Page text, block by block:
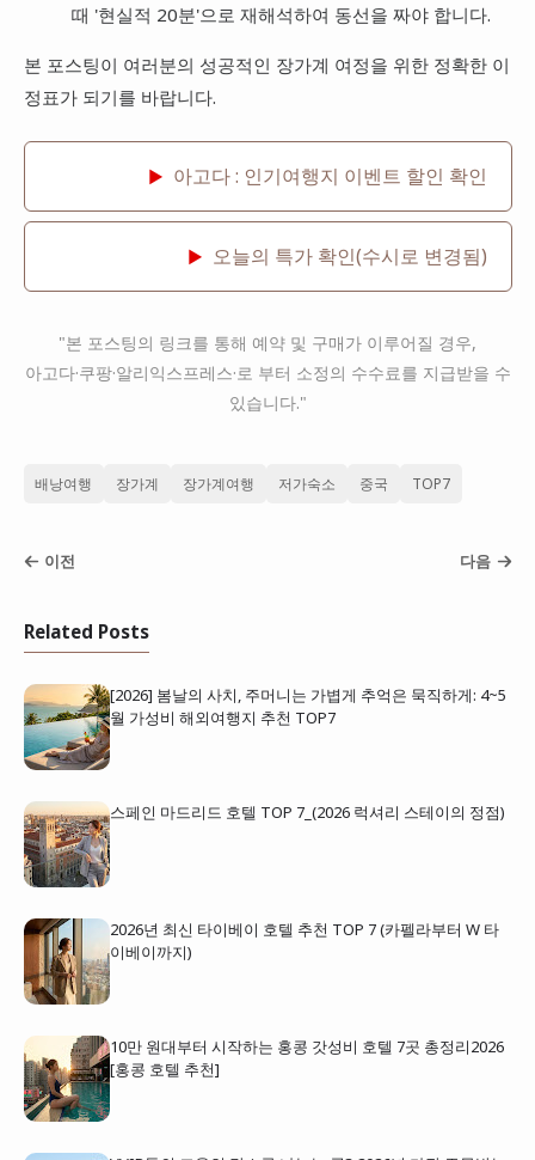
때 '현실적 20분'으로 재해석하여 동선을 짜야 합니다.
본 포스팅이 여러분의 성공적인 장가계 여정을 위한 정확한 이
정표가 되기를 바랍니다.
▶ 아고다 : 인기여행지 이벤트 할인 확인
▶ 오늘의 특가 확인(수시로 변경됨)
"본 포스팅의 링크를 통해 예약 및 구매가 이루어질 경우,
아고다·쿠팡·알리익스프레스·로 부터 소정의 수수료를 지급받을 수
있습니다."
배낭여행 장가계 장가계여행 저가숙소 중국 TOP7
이전 다음
Related Posts
[2026] 봄날의 사치, 주머니는 가볍게 추억은 묵직하게: 4~5
월 가성비 해외여행지 추천 TOP7
스페인 마드리드 호텔 TOP 7_(2026 럭셔리 스테이의 정점)
2026년 최신 타이베이 호텔 추천 TOP 7 (카펠라부터 W 타
이베이까지)
10만 원대부터 시작하는 홍콩 갓성비 호텔 7곳 총정리2026
[홍콩 호텔 추천]